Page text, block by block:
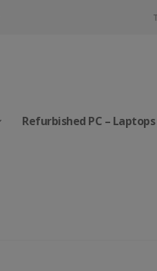
Refurbished PC – Laptops